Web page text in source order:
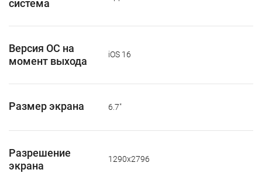
система
Версия ОС на
момент выхода
iOS 16
Размер экрана 6.7"
Разрешение
экрана
1290x2796